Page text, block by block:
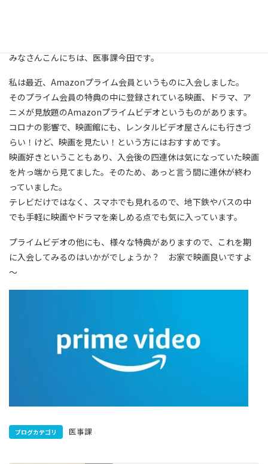
みなさんこんにちは、医事課今田です。
私は最近、Amazonプライム会員というものに入会しました。
そのプライム会員の特典の中に登録されている映画、ドラマ、ア
ニメが見放題のAmazonプライムビデオというものがあります。
コロナの影響で、映画館にも、レンタルビデオ屋さんにも行きづ
らい！けど、映画を見たい！という方にはおすすめです。
映画好きということもあり、入会後の四連休は気になっていた映画
を片っ端から見てました。そのため、あっと言う間に連休が終わ
っていました。
テレビだけではなく、スマホでも見れるので、地下鉄やバスの中
でも手軽に映画やドラマを楽しめる点でも気に入っています。
プライムビデオの他にも、様々な特典がありますので、これを期
に入会してみるのはいかがでしょうか？ お家で映画良いですよ
～
ブログカテゴリ 医事課